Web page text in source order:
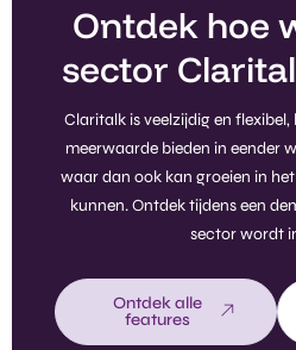
Ontdek hoe
sector
Claritalk is veelzijdig en
meerwaarde bieden in eender
waar dan ook kan groeien in
kunnen. Ontdek tijdens een
sector wordt
Ontdek alle
features